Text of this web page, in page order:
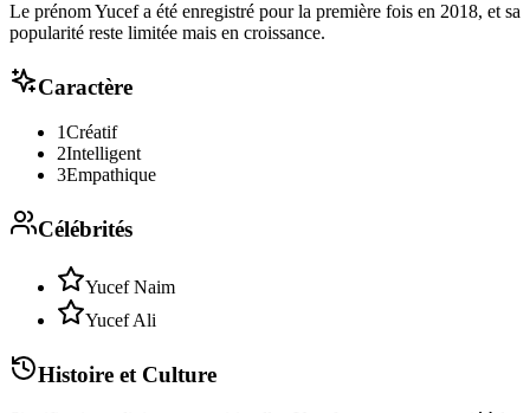
Le prénom Yucef a été enregistré pour la première fois en 2018, et sa
popularité reste limitée mais en croissance.
Caractère
1Créatif
2Intelligent
3Empathique
Célébrités
Yucef Naim
Yucef Ali
Histoire et Culture